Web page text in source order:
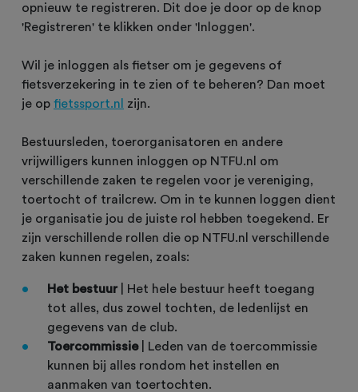
opnieuw te registreren. Dit doe je door op de knop
'Registreren' te klikken onder 'Inloggen'.
Wil je inloggen als fietser om je gegevens of
fietsverzekering in te zien of te beheren? Dan moet
je op fietssport.nl zijn.
Bestuursleden, toerorganisatoren en andere
vrijwilligers kunnen inloggen op NTFU.nl om
verschillende zaken te regelen voor je vereniging,
toertocht of trailcrew. Om in te kunnen loggen dient
je organisatie jou de juiste rol hebben toegekend. Er
zijn verschillende rollen die op NTFU.nl verschillende
zaken kunnen regelen, zoals:
Het bestuur | Het hele bestuur heeft toegang
tot alles, dus zowel tochten, de ledenlijst en
gegevens van de club.
Toercommissie
| Leden van de toercommissie
kunnen bij alles rondom het instellen en
aanmaken van toertochten.